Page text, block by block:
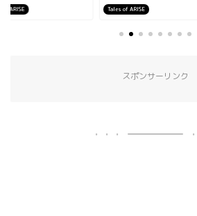
of ARISE Tales of ARISE
スポンサーリンク